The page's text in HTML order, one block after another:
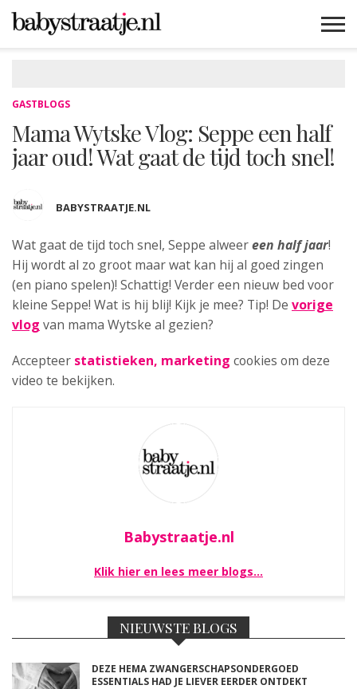
GASTBLOGS
Mama Wytske Vlog: Seppe een half
jaar oud! Wat gaat de tijd toch snel!
BABYSTRAATJE.NL
Wat gaat de tijd toch snel, Seppe alweereen half jaar!
Hij wordt al zo groot maar wat kan hij al goed zingen
(en piano spelen)! Schattig! Verder een nieuw bed voor
kleine Seppe! Wat is hij blij! Kijk je mee? Tip! De vorige
vlog van mama Wytske al gezien?
Accepteer statistieken, marketing cookies om deze
video te bekijken.
Babystraatje.nl
Klik hier en lees meer blogs…
NIEUWSTE BLOGS
DEZE HEMA ZWANGERSCHAPSONDERGOED
ESSENTIALS HAD JE LIEVER EERDER ONTDEKT